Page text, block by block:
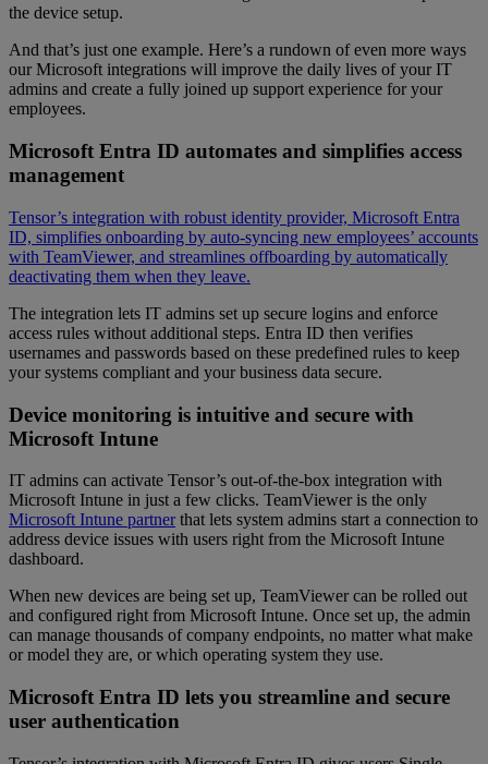
the device setup.
And that’s just one example. Here’s a rundown of even more ways
our Microsoft integrations will improve the daily lives of your IT
admins and create a fully joined up support experience for your
employees.
Microsoft Entra ID automates and simplifies access
management
Tensor’s integration with robust identity provider, Microsoft Entra
ID, simplifies onboarding by auto-syncing new employees’ accounts
with TeamViewer, and streamlines offboarding by automatically
deactivating them when they leave.
The integration lets IT admins set up secure logins and enforce
access rules without additional steps. Entra ID then verifies
usernames and passwords based on these predefined rules to keep
your systems compliant and your business data secure.
Device monitoring is intuitive and secure with
Microsoft Intune
IT admins can activate Tensor’s out-of-the-box integration with
Microsoft Intune in just a few clicks. TeamViewer is the only
Microsoft Intune partnerthat lets system admins start a connection to
address device issues with users right from the Microsoft Intune
dashboard.
When new devices are being set up, TeamViewer can be rolled out
and configured right from Microsoft Intune. Once set up, the admin
can manage thousands of company endpoints, no matter what make
or model they are, or which operating system they use.
Microsoft Entra ID lets you streamline and secure
user authentication